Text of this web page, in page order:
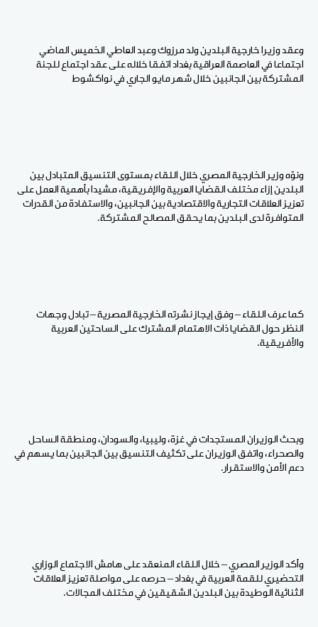
وعقد وزيرا خارجية البلدين ولد مرزوك وعبد العاطي الخميس الماضي
اجتماعا في العاصمة العراقية بغداد اتفقا خلاله على عقد اجتماع للجنة
المشتركة بين الجانبين خلال شهر مايو الجاري في نواكشوط
ونوّه وزير الخارجية المصري خلال اللقاء بمستوى التنسيق المتبادل بين
البلدين إزاء مختلف القضايا العربية والإفريقية، مشيدا بأهمية العمل على
تعزيز العلاقات التجارية والاقتصادية بين الجانبين، والاستفادة من القدرات
المتوافرة لدى البلدين بما يحقق المصالح المشتركة.
كما عرف اللقاء – وفق إيجاز نشرته الخارجية المصرية – تبادل وجهات
النظر حول القضايا ذات الاهتمام المشترك على الساحتين العربية
والأفريقية.
وبحث الوزيران المستجدات في غزة، وليبيا، والسودان، ومنطقة الساحل
والصحراء، واتفق الوزيران على تكثيف التنسيق بين الجانبين بما يسهم في
دعم الأمن والاستقرار.
وأكد الوزير المصري – خلال اللقاء المنعقد على هامش الاجتماع الوزاري
التحضيري للقمة العربية في بغداد – حرصه على مواصلة تعزيز العلاقات
الثنائية الوطيدة بين البلدين الشقيقين في مختلف المجالات.